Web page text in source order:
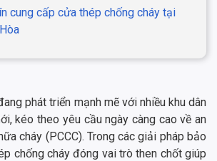
cung cấp cửa thép chống cháy tại
phát triển mạnh mẽ với nhiều khu dân
kéo theo yêu cầu ngày càng cao về an
cháy (PCCC). Trong các giải pháp bảo
chống cháy đóng vai trò then chốt giúp